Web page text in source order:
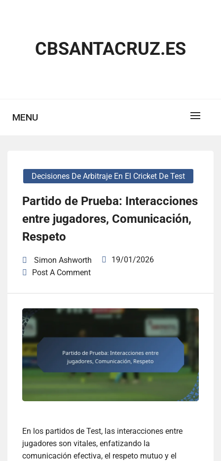
CBSANTACRUZ.ES
MENU
Decisiones De Arbitraje En El Cricket De Test
Partido de Prueba: Interacciones
entre jugadores, Comunicación,
Respeto
Simon Ashworth
19/01/2026
Post A Comment
En los partidos de Test, las interacciones entre
jugadores son vitales, enfatizando la
comunicación efectiva, el respeto mutuo y el